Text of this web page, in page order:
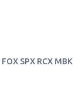
SPX RCX MBK